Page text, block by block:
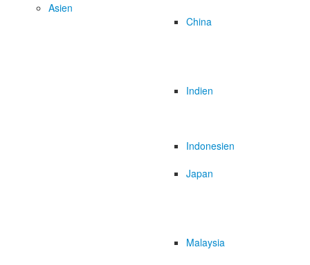
Asien
China
Indien
Indonesien
Japan
Malaysia